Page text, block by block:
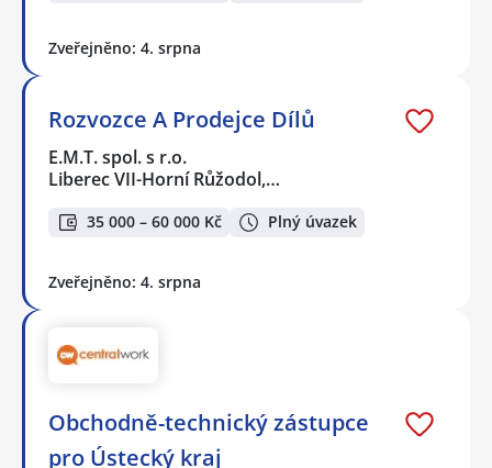
Zveřejněno: 4. srpna
Rozvozce A Prodejce Dílů
E.M.T. spol. s r.o.
Liberec VII-Horní Růžodol,…
35 000 – 60 000 Kč Plný úvazek
Zveřejněno: 4. srpna
Obchodně-technický zástupce
pro Ústecký kraj